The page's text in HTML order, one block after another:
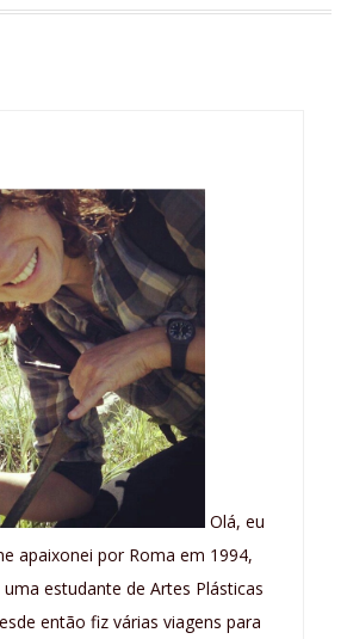
Olá, eu
apaixonei por Roma em 1994,
estudante de Artes Plásticas
então fiz várias viagens para